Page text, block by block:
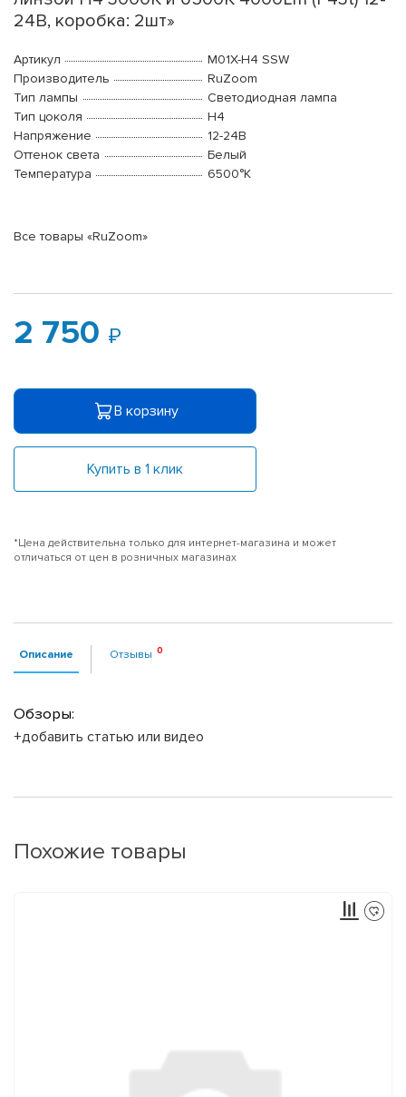
24В, коробка: 2шт»
Артикул
M01X-H4 SSW
Производитель
RuZoom
Тип лампы
Светодиодная лампа
Тип цоколя
H4
Напряжение
12-24В
Оттенок света
Белый
Температура
6500°K
Все товары «RuZoom»
2 750
В корзину
Купить в 1 клик
*Цена действительна только для интернет-магазина и может
отличаться от цен в розничных магазинах
Описание Отзывы
Обзоры:
+добавить статью или видео
Похожие товары